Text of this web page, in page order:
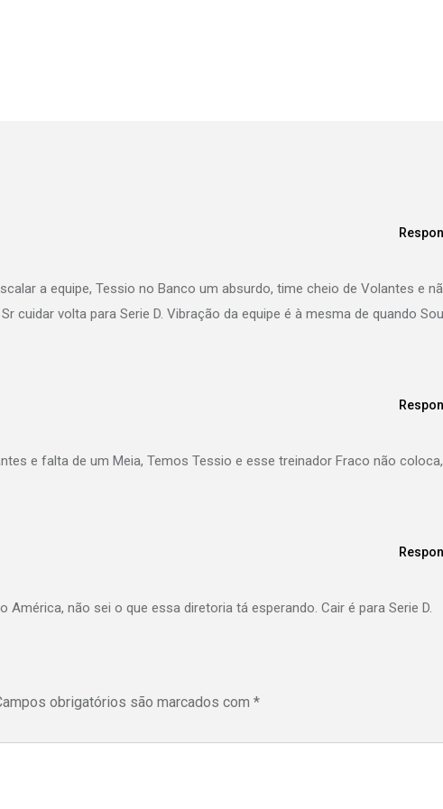
a equipe, Tessio no Banco um absurdo, time cheio de Volantes e
cuidar volta para Serie D. Vibração da equipe é à mesma de quando
e falta de um Meia, Temos Tessio e esse treinador Fraco não coloca,
América, não sei o que essa diretoria tá esperando. Cair é para Serie D.
obrigatórios são marcados com *